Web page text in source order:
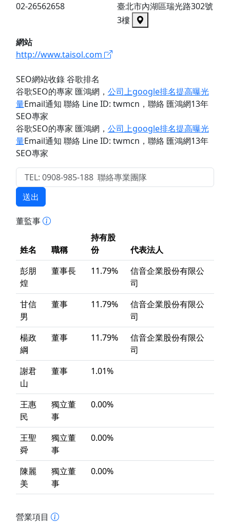
02-26562658
臺北市內湖區瑞光路302號
3樓
網站
http://www.taisol.com
SEO網站收錄 谷歌排名
谷歌SEO的專家 匯鴻網 ， 公司上google排名提高曝光
量Email通知 聯絡 Line ID: twmcn ，聯絡 匯鴻網13年
SEO專家
谷歌SEO的專家 匯鴻網 ， 公司上google排名提高曝光
量Email通知 聯絡 Line ID: twmcn ，聯絡 匯鴻網13年
SEO專家
送出
董監事
姓名 職稱
持有股
份
代表法人
彭朋
煌
董事長 11.79%
信音企業股份有限公
司
甘信
男
董事 11.79%
信音企業股份有限公
司
楊政
綱
董事 11.79%
信音企業股份有限公
司
謝君
山
董事 1.01%
王惠
民
獨立董
事
0.00%
王聖
舜
獨立董
事
0.00%
陳麗
美
獨立董
事
0.00%
營業項目